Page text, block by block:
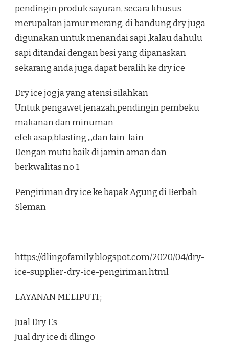
pendingin produk sayuran, secara khusus
merupakan jamur merang, di bandung dry juga
digunakan untuk menandai sapi ,kalau dahulu
sapi ditandai dengan besi yang dipanaskan
sekarang anda juga dapat beralih ke dry ice
Dry ice jogja yang atensi silahkan
Untuk pengawet jenazah,pendingin pembeku
makanan dan minuman
efek asap,blasting ,,,dan lain-lain
Dengan mutu baik di jamin aman dan
berkwalitas no 1
Pengiriman dry ice ke bapak Agung di Berbah
Sleman
https://dlingofamily.blogspot.com/2020/04/dry-
ice-supplier-dry-ice-pengiriman.html
LAYANAN MELIPUTI ;
Jual Dry Es
Jual dry ice di dlingo